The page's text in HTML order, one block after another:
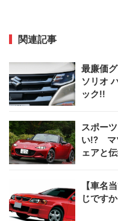
関連記事
最廉価
ソリオ
ック!!
スポー
い!? マ
ェアと
【車名
じです